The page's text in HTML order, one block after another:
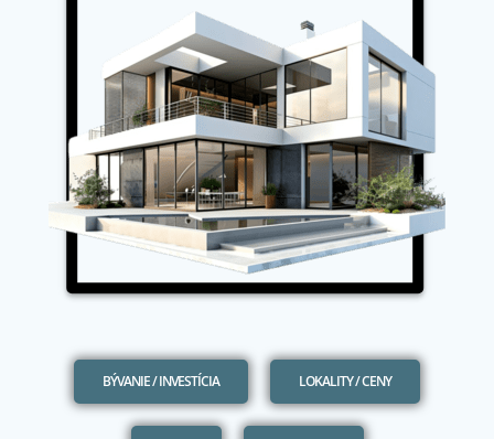
BÝVANIE / INVESTÍCIA LOKALITY / CENY